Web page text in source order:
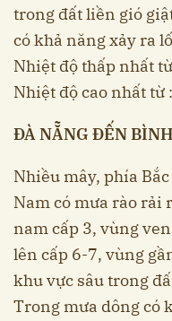
trong đất liền gió
có khả năng xảy ra
Nhiệt độ thấp nhất
Nhiệt độ cao nhất từ
ĐÀ NẴNG ĐẾN
Nhiều mây, phía
Nam có mưa rào rải
nam cấp 3, vùng
lên cấp 6-7, vùng
khu vực sâu trong
Trong mưa dông có